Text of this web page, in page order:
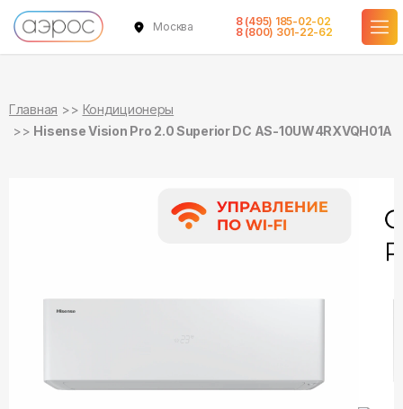
Москва
8 (495) 185-02-02
8 (800) 301-22-62
Главная
Кондиционеры
Hisense Vision Pro 2.0 Superior DC AS-10UW4RXVQH01A
в наличии
в наличии